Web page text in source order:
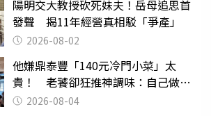
陽明交大教授砍死妹夫！岳母追思首
發聲 揭11年經營真相駁「爭產」
2026-08-02
他嫌鼎泰豐「140元冷門小菜」太
貴！ 老饕卻狂推神調味：自己做不
出來2026-08-04